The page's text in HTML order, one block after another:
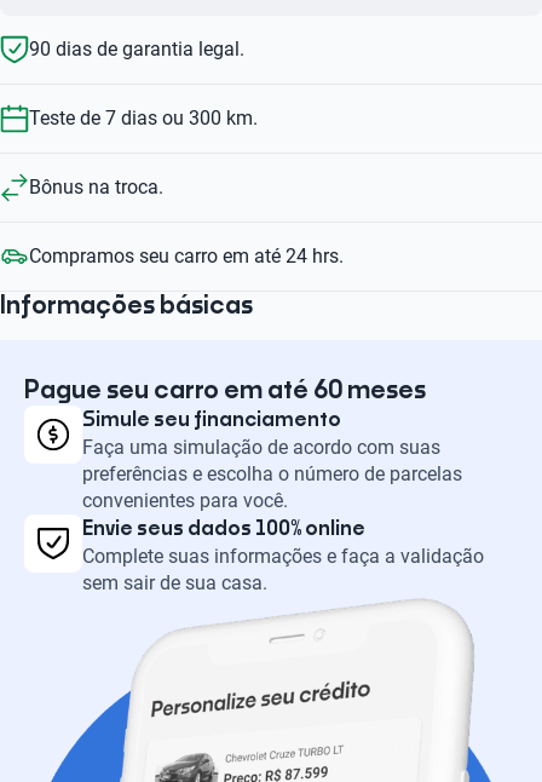
90 dias de garantia legal.
Teste de 7 dias ou 300 km.
Bônus na troca.
Compramos seu carro em até 24 hrs.
Informações básicas
Pague seu carro em até 60 meses
Simule seu financiamento
Faça uma simulação de acordo com suas
preferências e escolha o número de parcelas
convenientes para você.
Envie seus dados 100% online
Complete suas informações e faça a validação
sem sair de sua casa.